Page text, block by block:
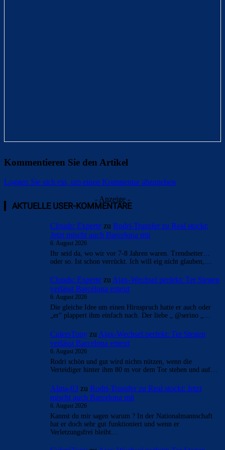
Kommentieren Sie den Artikel
Loggen Sie sich ein, um einen Kommentar abzugeben
- Anzeige -
AKTUELLE USER-KOMMENTARE
Clouds: Experte zu Rodri-Transfer zu Real stockt:
Jetzt mischt auch Barcelona mit
6. August 2026
Ihr seid da, wo wir vor 7-8 Jahren waren. Trendsetter…
oder so. Ist schon verrückt. Ich will eig nicht glauben,…
Clouds: Experte zu Ajax-Wechsel perfekt: Ter Stegen
verlässt Barcelona erneut
6. August 2026
Die gleiche Idee um einen Hirnspruch hatte er auch oder
„er“ plappert ihm einfach nach. Der liebe „ @serino „…
CulersTony zu Ajax-Wechsel perfekt: Ter Stegen
verlässt Barcelona erneut
6. August 2026
Rodri schön und gut wird nichts nützen, wenn die
Verteidiger hinter ihm 80 m vor dem Tor stehen und auf…
Alma-03 zu Rodri-Transfer zu Real stockt: Jetzt
mischt auch Barcelona mit
6. August 2026
Kannst du mir sagen warum ? In der Nationalmannschaft
hat er doch sehr gut funktioniert und wenn er
Verletzungsfrei bleibt…